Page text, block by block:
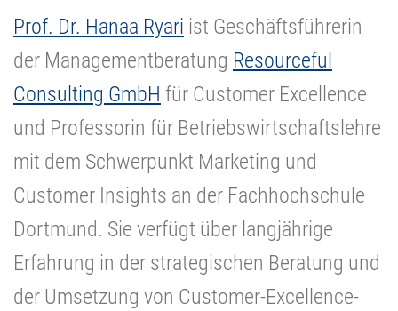
Prof. Dr. Hanaa Ryari ist Geschäftsführerin
der Managementberatung Resourceful
Consulting GmbH für Customer Excellence
und Professorin für Betriebswirtschaftslehre
mit dem Schwerpunkt Marketing und
Customer Insights an der Fachhochschule
Dortmund. Sie verfügt über langjährige
Erfahrung in der strategischen Beratung und
der Umsetzung von Customer-Excellence-